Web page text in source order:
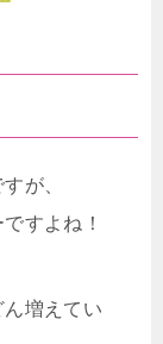
が、
すよね！
増えてい